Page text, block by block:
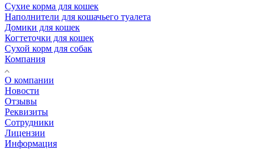
Сухие корма для кошек
Наполнители для кошачьего туалета
Домики для кошек
Когтеточки для кошек
Сухой корм для собак
Компания
О компании
Новости
Отзывы
Реквизиты
Сотрудники
Лицензии
Информация